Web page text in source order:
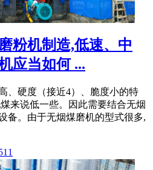
粉机制造,低速、中
应当如何 ...
、硬度（接近4）、脆度小的特
来说低一些。因此需要结合无烟
备。由于无烟煤磨机的型式很多,